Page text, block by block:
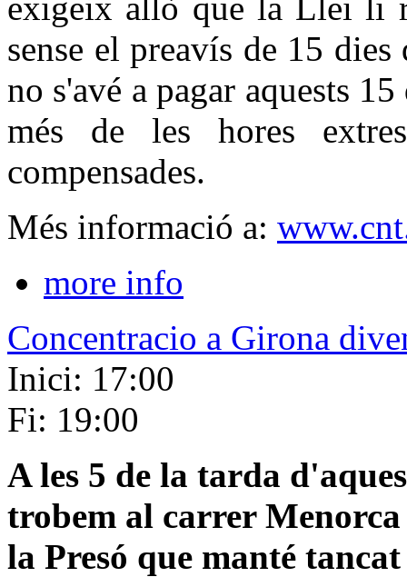
sense el preavís de 15
no s'avé a pagar aquests
més de les hores
compensades.
Més informació a:
more info
Concentracio a Girona
Inici: 17:00
Fi: 19:00
A les 5 de la tarda
trobem al carrer
la Presó que manté